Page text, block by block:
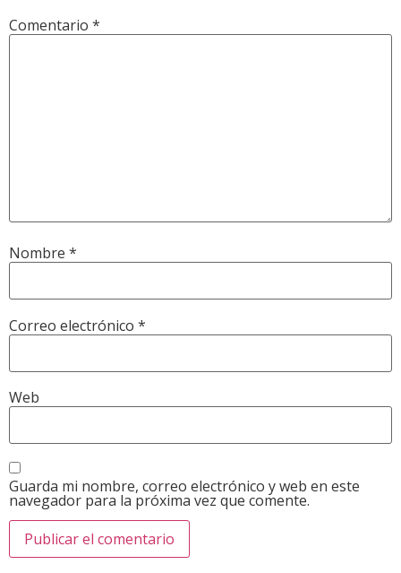
Comentario *
Nombre *
Correo electrónico *
Web
Guarda mi nombre, correo electrónico y web en este
navegador para la próxima vez que comente.